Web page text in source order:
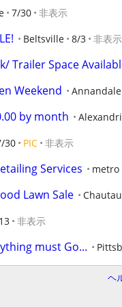
7/30 非表示
Beltsville 8/3 非表示
Trailer Space
Weekend Annandale
by month
30 PIC 非表示
Services metro
Lawn Sale
非表示
must Go...
ヘ